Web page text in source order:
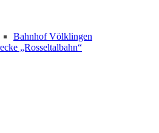
Bahnhof Völklingen
„Rosseltalbahn“